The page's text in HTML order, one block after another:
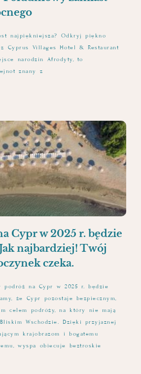
najpiękniejsza? Odkryj piękno
z Cyprus Villages Hotel & Restaurant
narodzin Afrodyty, to
znany z
Cypr w 2025 r. będzie
najbardziej! Twój
czeka.
podróż na Cypr w 2025 r. będzie
że Cypr pozostaje bezpiecznym,
celem podróży, na który nie mają
Wschodzie. Dzięki przyjaznej
krajobrazom i bogatemu
wyspa obiecuje beztroskie